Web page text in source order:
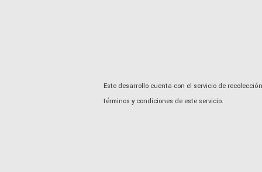
Este desarrollo cuenta con el servicio de
términos y condiciones de este servicio.